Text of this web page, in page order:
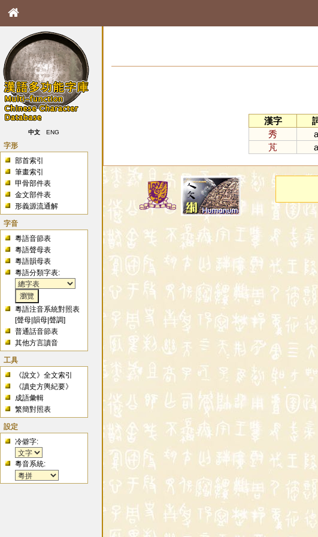
中文 ENG
字形
部首索引
筆畫索引
甲骨部件表
金文部件表
形義源流通解
字音
粵語音節表
粵語聲母表
粵語韻母表
粵語分類字表:
粵語注音系統對照表
[聲母 |韻母 |聲調]
普通話音節表
其他方言讀音
工具
《說文》全文索引
《讀史方輿紀要》
成語彙輯
繁簡對照表
設定
冷僻字:
粵音系統:
漢字
秀
芃